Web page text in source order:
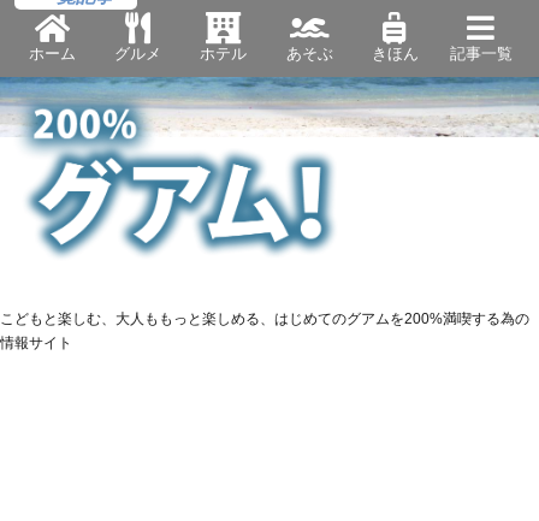
ホーム グルメ ホテル あそぶ きほん 記事一覧
こどもと楽しむ、大人ももっと楽しめる、はじめてのグアムを200%満喫する為の
情報サイト